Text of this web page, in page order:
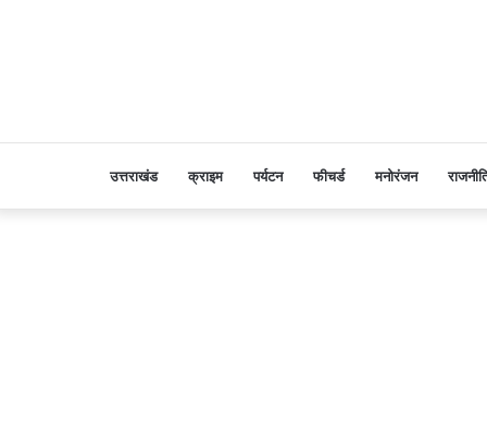
उत्तराखंड क्राइम पर्यटन फीचर्ड मनोरंजन